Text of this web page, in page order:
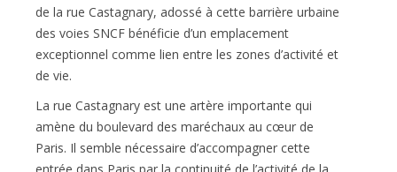
de la rue Castagnary, adossé à cette barrière urbaine
des voies SNCF bénéficie d’un emplacement
exceptionnel comme lien entre les zones d’activité et
de vie.
La rue Castagnary est une artère importante qui
amène du boulevard des maréchaux au cœur de
Paris. Il semble nécessaire d’accompagner cette
entrée dans Paris par la continuité de l’activité de la